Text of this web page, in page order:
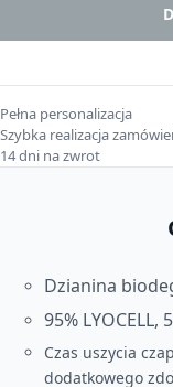
Pełna personalizacja
Szybka realizacja
14 dni na zwrot
Dzianina
95% LYOCELL,
Czas uszycia
dodatkowego